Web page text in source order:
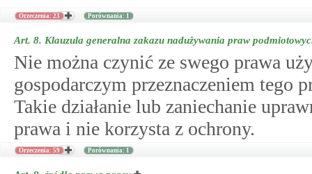
Orzeczenia: 23 Porównania: 1
Art. 8. Klauzula generalna zakazu nadużywania praw
Nie można czynić ze swego prawa
gospodarczym przeznaczeniem tego
Takie działanie lub zaniechanie
prawa i nie korzysta z ochrony.
Orzeczenia: 59 Porównania: 1